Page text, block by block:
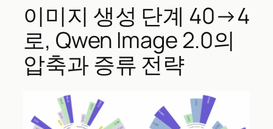
이미지 생성 단계 40→4
로, Qwen Image 2.0의
압축과 증류 전략